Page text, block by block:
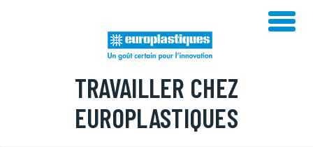
TRAVAILLER CHEZ
EUROPLASTIQUES